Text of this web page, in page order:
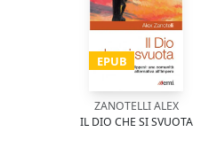
EPUB
ZANOTELLI ALEX
IL DIO CHE SI SVUOTA